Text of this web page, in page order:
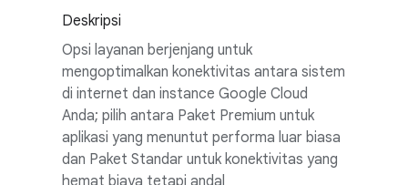
Deskripsi
Opsi layanan berjenjang untuk
mengoptimalkan konektivitas antara sistem
di internet dan instance Google Cloud
Anda; pilih antara Paket Premium untuk
aplikasi yang menuntut performa luar biasa
dan Paket Standar untuk konektivitas yang